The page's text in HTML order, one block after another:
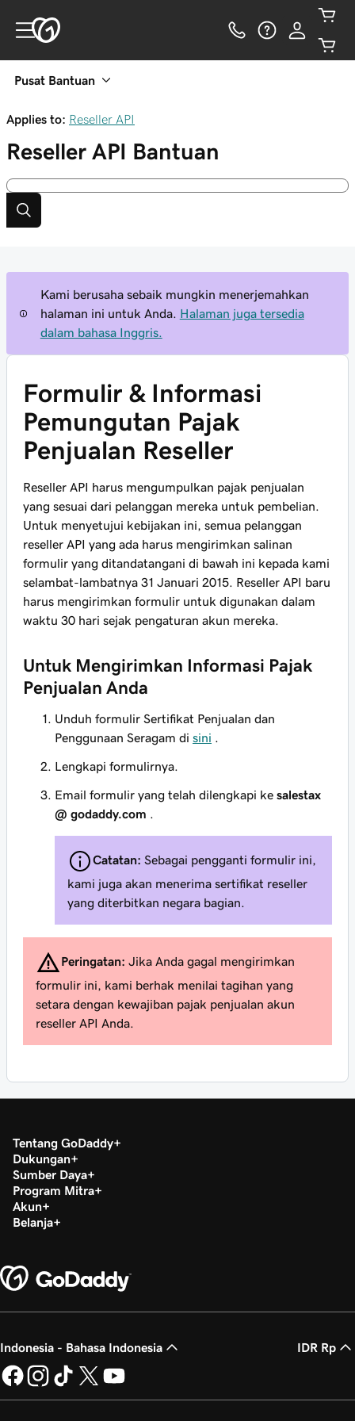
Pusat Bantuan
Applies to: Reseller API
Reseller API Bantuan
Kami berusaha sebaik mungkin menerjemahkan
halaman ini untuk Anda.
Halaman juga tersedia
dalam bahasa Inggris.
Formulir & Informasi
Pemungutan Pajak
Penjualan Reseller
Reseller API harus mengumpulkan pajak penjualan
yang sesuai dari pelanggan mereka untuk pembelian.
Untuk menyetujui kebijakan ini, semua pelanggan
reseller API yang ada harus mengirimkan salinan
formulir yang ditandatangani di bawah ini kepada kami
selambat-lambatnya 31 Januari 2015. Reseller API baru
harus mengirimkan formulir untuk digunakan dalam
waktu 30 hari sejak pengaturan akun mereka.
Untuk Mengirimkan Informasi Pajak
Penjualan Anda
Unduh formulir Sertifikat Penjualan dan
Penggunaan Seragam di sini
Lengkapi formulirnya.
Email formulir yang telah dilengkapi ke salestax
@ godaddy.com
Catatan: Sebagai pengganti formulir ini,
kami juga akan menerima sertifikat reseller
yang diterbitkan negara bagian.
Peringatan: Jika Anda gagal mengirimkan
formulir ini, kami berhak menilai tagihan yang
setara dengan kewajiban pajak penjualan akun
reseller API Anda.
Tentang GoDaddy
Dukungan
Sumber Daya
Program Mitra
Akun
Belanja
Indonesia - Bahasa Indonesia IDR Rp